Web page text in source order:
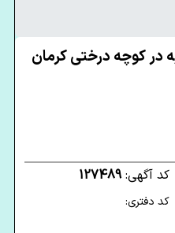
کد آگهی:127489
کد دفتری: